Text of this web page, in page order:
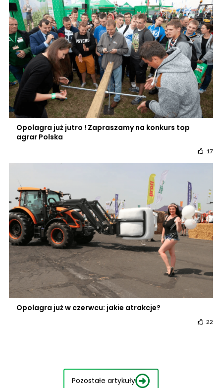
Opolagra już jutro ! Zapraszamy na konkurs top
agrar Polska
17
Opolagra już w czerwcu: jakie atrakcje?
22
Pozostałe artykuły